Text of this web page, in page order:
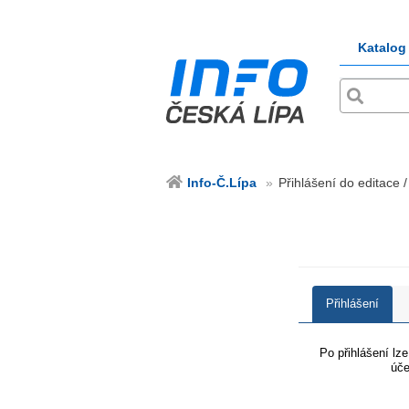
Katalog
Info-Č.Lípa Přihlášení do editace
Přihlášení
Po přihlášení